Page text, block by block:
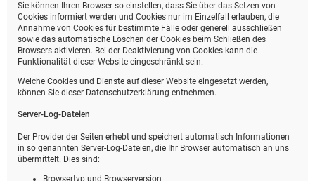
Sie können Ihren Browser so einstellen, dass Sie über das Setzen von
Cookies informiert werden und Cookies nur im Einzelfall erlauben, die
Annahme von Cookies für bestimmte Fälle oder generell ausschließen
sowie das automatische Löschen der Cookies beim Schließen des
Browsers aktivieren. Bei der Deaktivierung von Cookies kann die
Funktionalität dieser Website eingeschränkt sein.
Welche Cookies und Dienste auf dieser Website eingesetzt werden,
können Sie dieser Datenschutzerklärung entnehmen.
Server-Log-Dateien
Der Provider der Seiten erhebt und speichert automatisch Informationen
in so genannten Server-Log-Dateien, die Ihr Browser automatisch an uns
übermittelt. Dies sind:
Browsertyp und Browserversion